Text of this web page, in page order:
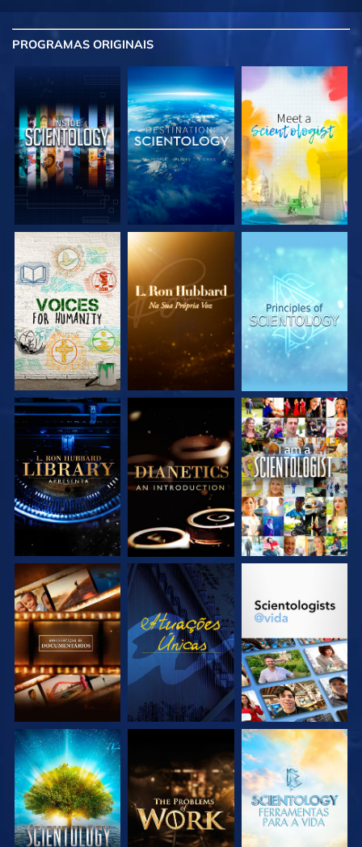
PROGRAMAS ORIGINAIS
EXPLORE A SÉRIE EXPLORE A SÉRIE EXPLORE A SÉRIE
EXPLORE A SÉRIE EXPLORE A SÉRIE VEJA
EXPLORE A SÉRIE VEJA EXPLORE A SÉRIE
EXPLORE A SÉRIE EXPLORE A SÉRIE EXPLORE A SÉRIE